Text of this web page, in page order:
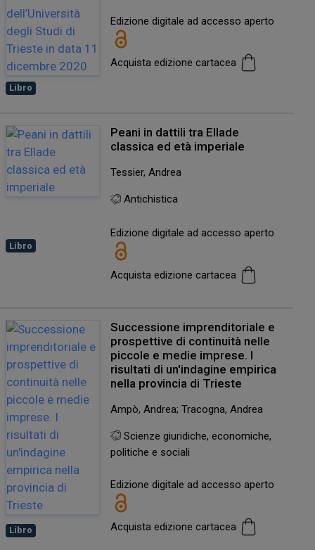
Libro
Edizione digitale ad accesso aperto
Acquista edizione cartacea
Libro
Peani in dattili tra Ellade
classica ed età imperiale
Tessier, Andrea
Antichistica
Edizione digitale ad accesso aperto
Acquista edizione cartacea
Libro
Successione imprenditoriale e
prospettive di continuità nelle
piccole e medie imprese. I
risultati di un'indagine empirica
nella provincia di Trieste
Ampò, Andrea; Tracogna, Andrea
Scienze giuridiche, economiche,
politiche e sociali
Edizione digitale ad accesso aperto
Acquista edizione cartacea